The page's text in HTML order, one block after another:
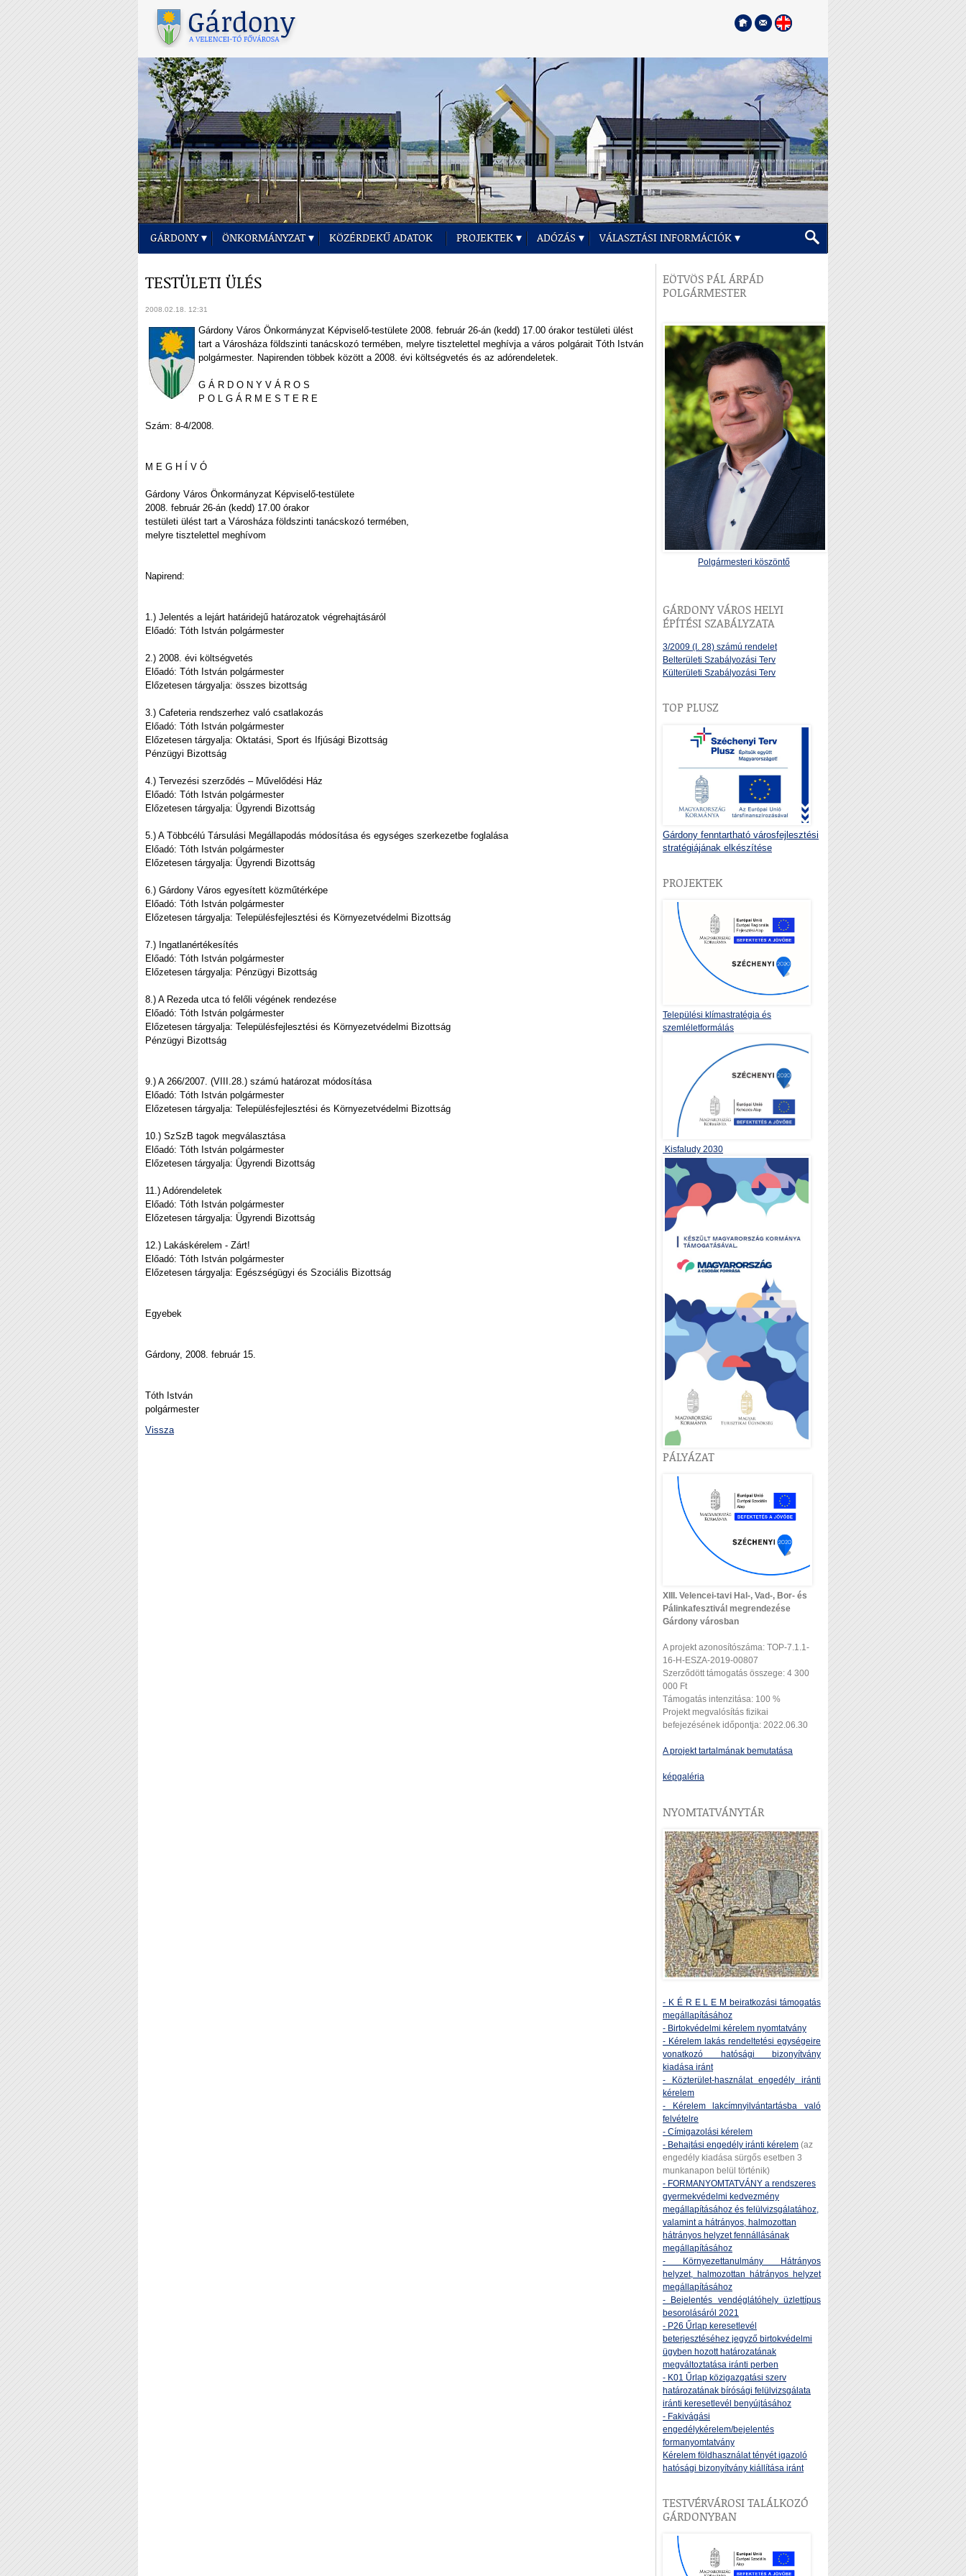
GÁRDONY ÖNKORMÁNYZAT KÖZÉRDEKŰ ADATOK PROJEKTEK ADÓZÁS VÁLASZTÁSI INFORMÁCIÓK
TESTÜLETI ÜLÉS
2008.02.18. 12:31
Gárdony Város Önkormányzat Képviselő-testülete 2008. február 26-án (kedd) 17.00 órakor testületi ülést
tart a Városháza földszinti tanácskozó termében, melyre tisztelettel meghívja a város polgárait Tóth István
polgármester. Napirenden többek között a 2008. évi költségvetés és az adórendeletek.
G Á R D O N Y V Á R O S
P O L G Á R M E S T E R E
Szám: 8-4/2008.
M E G H Í V Ó
Gárdony Város Önkormányzat Képviselő-testülete
2008. február 26-án (kedd) 17.00 órakor
testületi ülést tart a Városháza földszinti tanácskozó termében,
melyre tisztelettel meghívom
Napirend:
1.) Jelentés a lejárt határidejű határozatok végrehajtásáról
Előadó: Tóth István polgármester
2.) 2008. évi költségvetés
Előadó: Tóth István polgármester
Előzetesen tárgyalja: összes bizottság
3.) Cafeteria rendszerhez való csatlakozás
Előadó: Tóth István polgármester
Előzetesen tárgyalja: Oktatási, Sport és Ifjúsági Bizottság
Pénzügyi Bizottság
4.) Tervezési szerződés – Művelődési Ház
Előadó: Tóth István polgármester
Előzetesen tárgyalja: Ügyrendi Bizottság
5.) A Többcélú Társulási Megállapodás módosítása és egységes szerkezetbe foglalása
Előadó: Tóth István polgármester
Előzetesen tárgyalja: Ügyrendi Bizottság
6.) Gárdony Város egyesített közműtérképe
Előadó: Tóth István polgármester
Előzetesen tárgyalja: Településfejlesztési és Környezetvédelmi Bizottság
7.) Ingatlanértékesítés
Előadó: Tóth István polgármester
Előzetesen tárgyalja: Pénzügyi Bizottság
8.) A Rezeda utca tó felőli végének rendezése
Előadó: Tóth István polgármester
Előzetesen tárgyalja: Településfejlesztési és Környezetvédelmi Bizottság
Pénzügyi Bizottság
9.) A 266/2007. (VIII.28.) számú határozat módosítása
Előadó: Tóth István polgármester
Előzetesen tárgyalja: Településfejlesztési és Környezetvédelmi Bizottság
10.) SzSzB tagok megválasztása
Előadó: Tóth István polgármester
Előzetesen tárgyalja: Ügyrendi Bizottság
11.) Adórendeletek
Előadó: Tóth István polgármester
Előzetesen tárgyalja: Ügyrendi Bizottság
12.) Lakáskérelem - Zárt!
Előadó: Tóth István polgármester
Előzetesen tárgyalja: Egészségügyi és Szociális Bizottság
Egyebek
Gárdony, 2008. február 15.
Tóth István
polgármester
Vissza
EÖTVÖS PÁL ÁRPÁD
POLGÁRMESTER
Polgármesteri köszöntő
GÁRDONY VÁROS HELYI
ÉPÍTÉSI SZABÁLYZATA
3/2009 (I. 28) számú rendelet
Belterületi Szabályozási Terv
Külterületi Szabályozási Terv
TOP PLUSZ
Gárdony fenntartható városfejlesztési
stratégiájának elkészítése
PROJEKTEK
Települési klímastratégia és
szemléletformálás
Kisfaludy 2030
PÁLYÁZAT
XIII. Velencei-tavi Hal-, Vad-, Bor- és
Pálinkafesztivál megrendezése
Gárdony városban
A projekt azonosítószáma: TOP-7.1.1-
16-H-ESZA-2019-00807
Szerződött támogatás összege: 4 300
000 Ft
Támogatás intenzitása: 100 %
Projekt megvalósítás fizikai
befejezésének időpontja: 2022.06.30
A projekt tartalmának bemutatása
képgaléria
NYOMTATVÁNYTÁR
- K É R E L E M beiratkozási támogatás
megállapításához
- Birtokvédelmi kérelem nyomtatvány
- Kérelem lakás rendeltetési egységeire
vonatkozó hatósági bizonyítvány
kiadása iránt
- Közterület-használat engedély iránti
kérelem
- Kérelem lakcímnyilvántartásba való
felvételre
- Címigazolási kérelem
- Behajtási engedély iránti kérelem (az
engedély kiadása sürgős esetben 3
munkanapon belül történik)
- FORMANYOMTATVÁNY a rendszeres
gyermekvédelmi kedvezmény
megállapításához és felülvizsgálatához,
valamint a hátrányos, halmozottan
hátrányos helyzet fennállásának
megállapításához
- Környezettanulmány Hátrányos
helyzet, halmozottan hátrányos helyzet
megállapításához
- Bejelentés vendéglátóhely üzlettípus
besorolásáról 2021
- P26 Űrlap keresetlevél
beterjesztéséhez jegyző birtokvédelmi
ügyben hozott határozatának
megváltoztatása iránti perben
- K01 Űrlap közigazgatási szerv
határozatának bírósági felülvizsgálata
iránti keresetlevél benyújtásához
- Fakivágási
engedélykérelem/bejelentés
formanyomtatvány
Kérelem földhasználat tényét igazoló
hatósági bizonyítvány kiállítása iránt
TESTVÉRVÁROSI TALÁLKOZÓ
GÁRDONYBAN